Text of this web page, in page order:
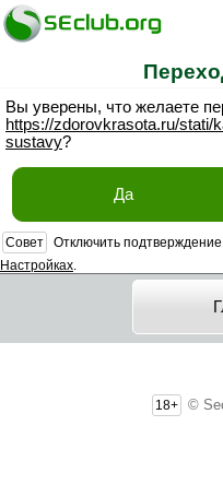
Вы уверены, что желаете
https://zdorovkrasota.ru/stati/
sustavy?
Да
Совет
Отключить
Настройках.
18+ ©